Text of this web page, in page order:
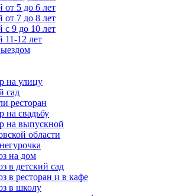
от 5 до 6 лет
от 7 до 8 лет
с 9 до 10 лет
11-12 лет
на улицу
сад
ресторан
на свадьбу
на выпускной
области
на дом
в детский сад
в ресторан и в кафе
в школу